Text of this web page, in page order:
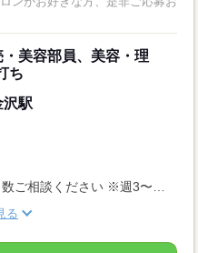
美容部員、美容・理
ち
沢駅
週休2〜4日シフト制：勤務日数ご相談ください ※週3〜勤務相談可能
る